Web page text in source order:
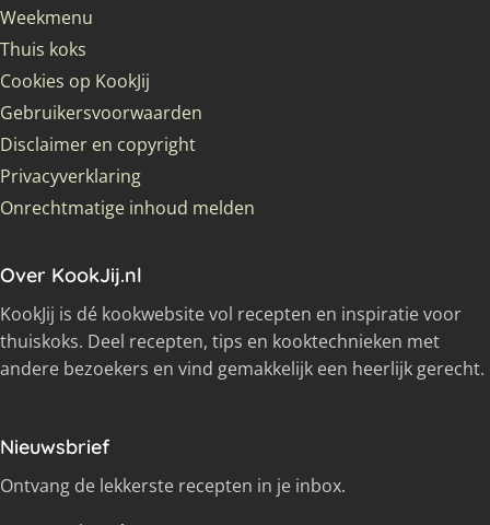
Weekmenu
Thuis koks
Cookies op KookJij
Gebruikersvoorwaarden
Disclaimer en copyright
Privacyverklaring
Onrechtmatige inhoud melden
Over KookJij.nl
KookJij is dé kookwebsite vol recepten en inspiratie voor
thuiskoks. Deel recepten, tips en kooktechnieken met
andere bezoekers en vind gemakkelijk een heerlijk gerecht.
Nieuwsbrief
Ontvang de lekkerste recepten in je inbox.